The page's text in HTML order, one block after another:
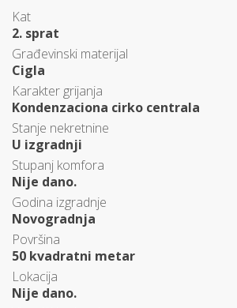
Kat
2. sprat
Građevinski materijal
Cigla
Karakter grijanja
Kondenzaciona cirko centrala
Stanje nekretnine
U izgradnji
Stupanj komfora
Nije dano.
Godina izgradnje
Novogradnja
Površina
50 kvadratni metar
Lokacija
Nije dano.